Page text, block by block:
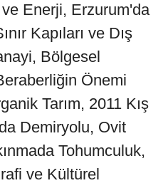
Enerji, Erzurum'da
Kapıları ve Dış
Bölgesel
Önemi
Tarım, 2011 Kış
Demiryolu, Ovit
Tohumculuk,
ve Kültürel